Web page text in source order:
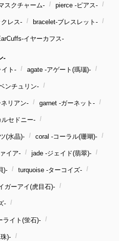
スクチャーム-
pierce -ピアス-
レス- bracelet-ブレスレット-
イヤーカフス-
-
ト-
agate -アゲート(瑪瑙)-
ンチュリン-
リアン- garnet -ガーネット-
セドニー-
(水晶)- coral -コーラル(珊瑚)-
イア- jade -ジェイド(翡翠)-
)- turquoise -ターコイズ-
ガーアイ(虎目石)-
-
ライト(蛍石)-
)-